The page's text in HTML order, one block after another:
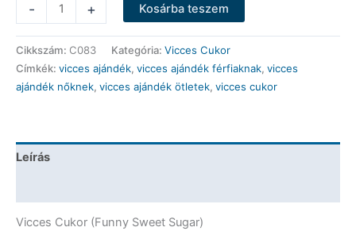
-
Ajándék
-
Alkohol
semlegesítő
tabletta
Cukor
+ Kosárba teszem
Cikkszám: C083 Kategória: Vicces Cukor
Címkék: vicces ajándék, vicces ajándék férfiaknak, vicces
ajándék nőknek, vicces ajándék ötletek, vicces cukor
Leírás
Vicces Cukor (Funny Sweet Sugar)